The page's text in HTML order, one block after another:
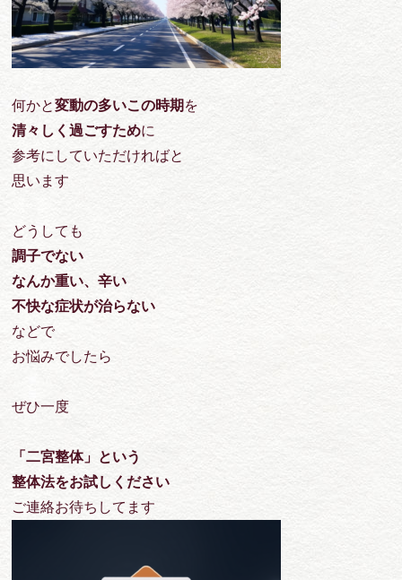
何かと変動の多いこの時期 を
清々しく過ごすために
参考にしていただければと
思います
どうしても
調子でない
なんか重い、辛い
不快な症状が治らない
などで
お悩みでしたら
ぜひ一度
「二宮整体」という
整体法をお試しください
ご連絡お待ちしてます